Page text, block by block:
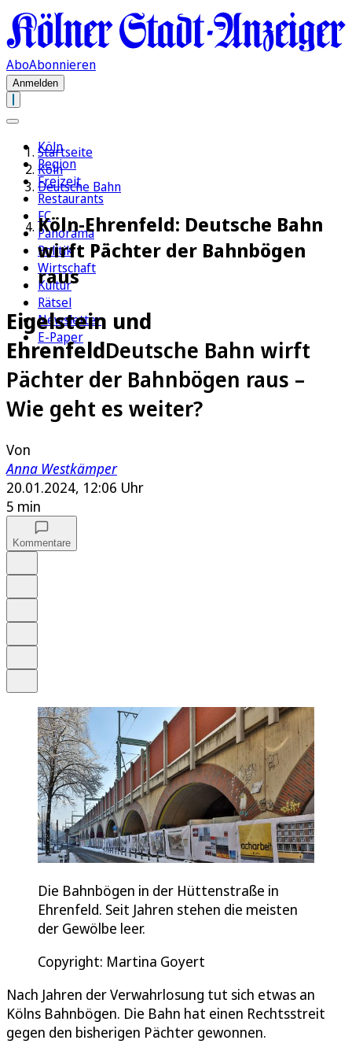
AboAbonnieren
Anmelden
Köln
Region
Freizeit
Restaurants
FC
Panorama
Politik
Wirtschaft
Kultur
Rätsel
Newsletter
E-Paper
Startseite
Köln
Deutsche Bahn
Köln-Ehrenfeld: Deutsche Bahn
wirft Pächter der Bahnbögen
raus
Eigelstein und
EhrenfeldDeutsche Bahn wirft
Pächter der Bahnbögen raus –
Wie geht es weiter?
Von
Anna Westkämper
20.01.2024, 12:06 Uhr
5 min
Kommentare
Die Bahnbögen in der Hüttenstraße in
Ehrenfeld. Seit Jahren stehen die meisten
der Gewölbe leer.
Copyright: Martina Goyert
Nach Jahren der Verwahrlosung tut sich etwas an
Kölns Bahnbögen. Die Bahn hat einen Rechtsstreit
gegen den bisherigen Pächter gewonnen.